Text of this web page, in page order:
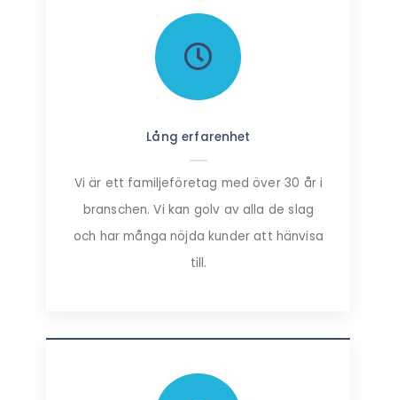
Lång erfarenhet
Vi är ett familjeföretag med över 30 år i
branschen. Vi kan golv av alla de slag
och har många nöjda kunder att hänvisa
till.